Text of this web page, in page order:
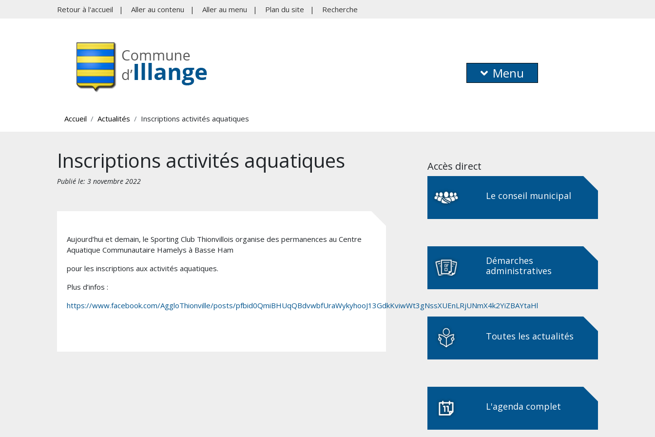
Retour à l'accueil | Aller au contenu | Aller au menu | Plan du site | Recherche
Menu
Accueil Actualités Inscriptions activités aquatiques
Inscriptions activités aquatiques
Publié le: 3 novembre 2022
Aujourd’hui et demain, le Sporting Club Thionvillois organise des permanences au Centre
Aquatique Communautaire Hamelys à Basse Ham
pour les inscriptions aux activités aquatiques.
Plus d’infos :
https://www.facebook.com/AggloThionville/posts/pfbid0QmiBHUqQBdvwbfUraWykyhooJ13GdkKviwWt3gNssXUEnLRjUNmX4k2YiZBAYtaHl
Accès direct
Le conseil municipal
Démarches
administratives
Toutes les actualités
L'agenda complet